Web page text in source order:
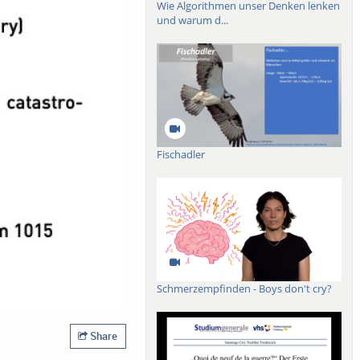
Share
Wie Algorithmen unser Denken lenken
und warum d...
Fischadler
Schmerzempfinden - Boys don't cry?